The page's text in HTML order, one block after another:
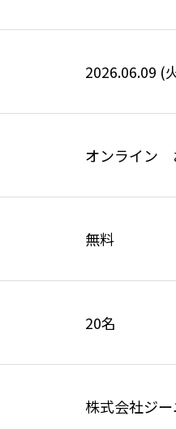
2026.06.09 (
オンライン
無料
20名
株式会社ジ